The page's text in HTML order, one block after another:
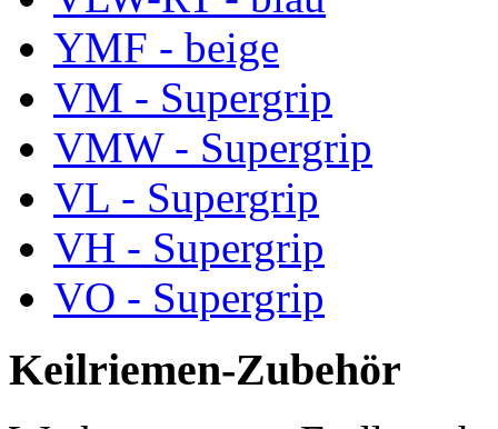
YMF - beige
VM - Supergrip
VMW - Supergrip
VL - Supergrip
VH - Supergrip
VO - Supergrip
Keilriemen-Zubehör